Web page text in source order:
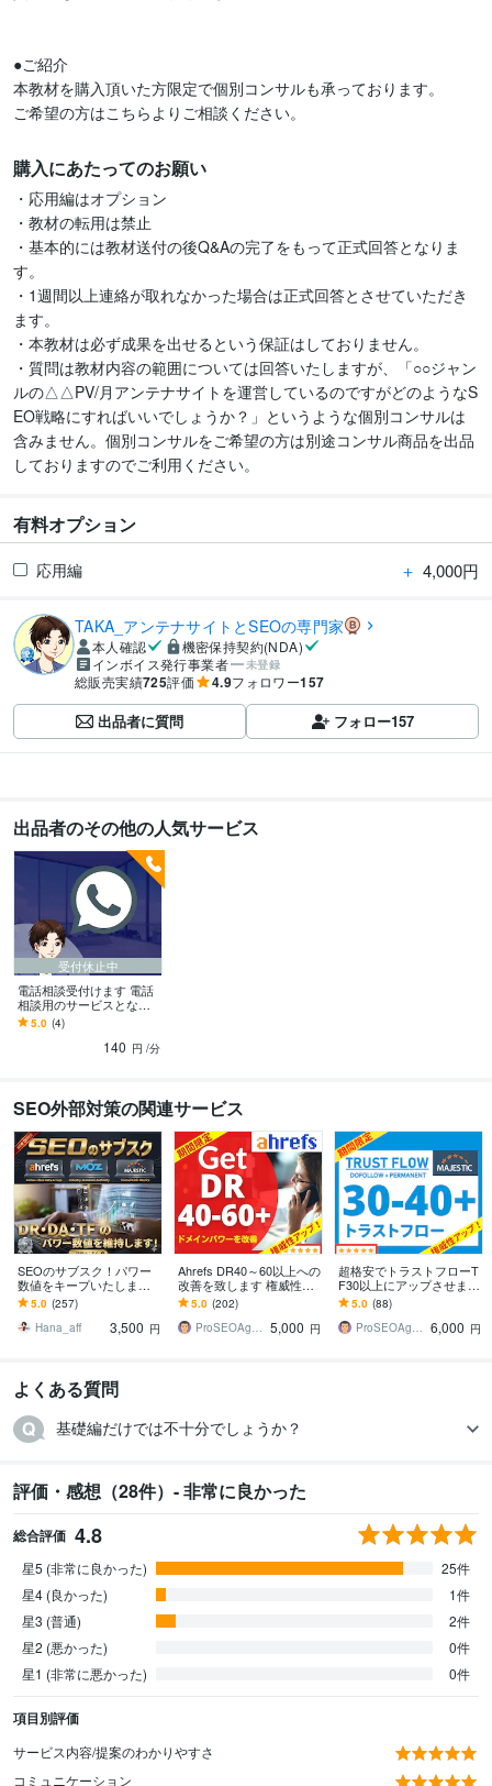
●ご紹介
本教材を購入頂いた方限定で個別コンサルも承っております。
購入にあたってのお願い
・応用編はオプション
・教材の転用は禁止
・基本的には教材送付の後Q&Aの完了をもって正式回答となりま
す。
・1週間以上連絡が取れなかった場合は正式回答とさせていただき
ます。
・本教材は必ず成果を出せるという保証はしておりません。
・質問は教材内容の範囲については回答いたしますが、「○○ジャン
ルの△△PV/月アンテナサイトを運営しているのですがどのようなS
EO戦略にすればいいでしょうか？」というような個別コンサルは
含みません。個別コンサルをご希望の方は別途コンサル商品を出品
しておりますのでご利用ください。
有料オプション
応用編 ＋ 4,000円
TAKA_アンテナサイトとSEOの専門家
本人確認
機密保持契約(NDA)
インボイス発行事業者
未登録
総販売実績725評価 4.9フォロワー157
出品者に質問 フォロー157
出品者のその他の人気サービス
受付休止中
電話相談受付けます 電話
相談用のサービスとなり
ます。
5.0 (4)
140 円 /分
SEO外部対策の関連サービス
SEOのサブスク！パワー
数値をキープいたします
特典あり！DR/UR/DA/TF
等の指標を維持し続けま
す！
5.0 (257)
Hana_aff
3,500 円
Ahrefs DR40～60以上への
改善を致します 権威性ア
ップ☆DR50-60への改善
アップグレードも承りま
す
5.0 (202)
ProSEOAgent 5,000 円
超格安でトラストフローT
F30以上にアップさせます
☆限定価格☆TF35-40以上
へのアップグレードオプ
ション有
5.0 (88)
ProSEOAgent 6,000 円
よくある質問
基礎編だけでは不十分でしょうか？
評価・感想（28件）- 非常に良かった
総合評価 4.8
星5 (非常に良かった)
25件
星4 (良かった)
1件
星3 (普通)
2件
星2 (悪かった)
0件
星1 (非常に悪かった)
0件
項目別評価
サービス内容/提案のわかりやすさ
コミュニケーション